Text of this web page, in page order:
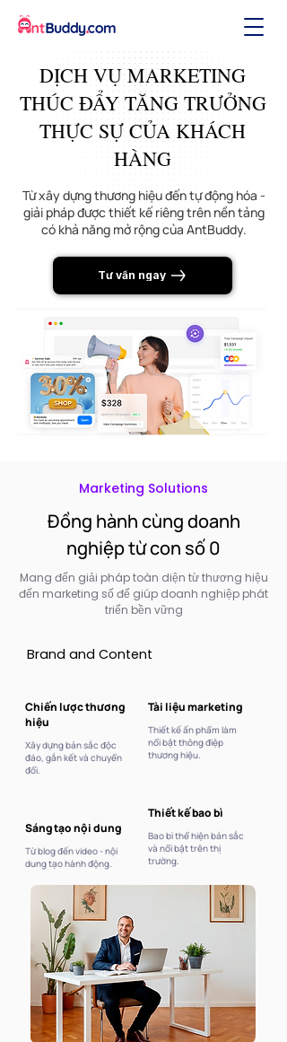
DỊCH VỤ MARKETING
THÚC ĐẨY TĂNG TRƯỞNG
THỰC SỰ CỦA KHÁCH
HÀNG
Từ xây dựng thương hiệu đến tự động hóa -
giải pháp được thiết kế riêng trên nền tảng
có khả năng mở rộng của AntBuddy.
Tư vấn ngay
Marketing Solutions
Đồng hành cùng doanh
nghiệp từ con số 0
Mang đến giải pháp toàn diện từ thương hiệu
đến marketing số để giúp doanh nghiệp phát
triển bền vững
Brand and Content
Brand and Content
Chiến lược thương
hiệu
Xây dựng bản sắc độc
đáo, gắn kết và chuyển
đổi.
Sáng tạo nội dung
Từ blog đến video - nội
dung tạo hành động.
Tài liệu marketing
Thiết kế ấn phẩm làm
nổi bật thông điệp
thương hiệu.
Thiết kế bao bì
Bao bì thể hiện bản sắc
và nổi bật trên thị
trường.